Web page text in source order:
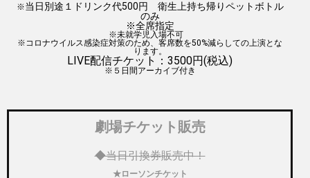
※当日別途１ドリンク代500円 衛生上持ち帰りペットボトル
のみ
※全席指定
※未就学児入場不可
※コロナウイルス感染症対策のため、客席数を50%減らしての上演とな
ります。
LIVE配信チケット：3500円(税込)
※５日間アーカイブ付き
劇場チケット販売
◆当日引換券販売中！
★ローソンチケット